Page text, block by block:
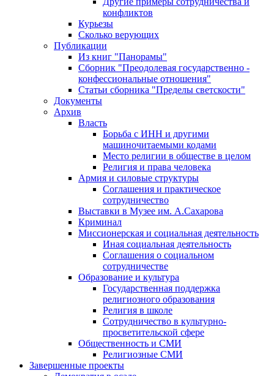
конфликтов
Курьезы
Сколько верующих
Публикации
Из книг "Панорамы"
Сборник "Преодолевая государственно -
конфессиональные отношения"
Статьи сборника "Пределы светскости"
Документы
Архив
Власть
Борьба с ИНН и другими
машиночитаемыми кодами
Место религии в обществе в целом
Религия и права человека
Армия и силовые структуры
Соглашения и практическое
сотрудничество
Выставки в Музее им. А.Сахарова
Криминал
Миссионерская и социальная деятельность
Иная социальная деятельность
Соглашения о социальном
сотрудничестве
Образование и культура
Государственная поддержка
религиозного образования
Религия в школе
Сотрудничество в культурно-
просветительской сфере
Общественность и СМИ
Религиозные СМИ
Завершенные проекты